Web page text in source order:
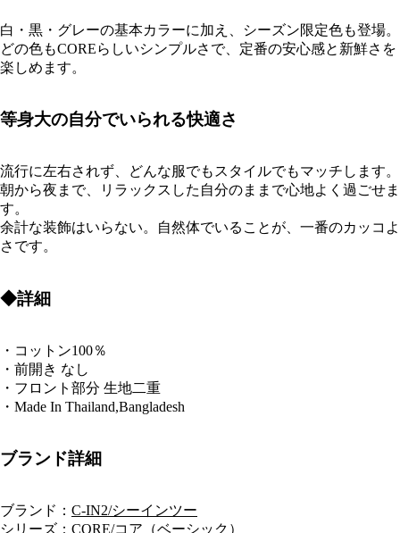
白・黒・グレーの基本カラーに加え、シーズン限定色も登場。
どの色もCOREらしいシンプルさで、定番の安心感と新鮮さを
楽しめます。
等身大の自分でいられる快適さ
流行に左右されず、どんな服でもスタイルでもマッチします。
朝から夜まで、リラックスした自分のままで心地よく過ごせま
す。
余計な装飾はいらない。自然体でいることが、一番のカッコよ
さです。
◆詳細
・コットン100％
・前開き なし
・フロント部分 生地二重
・Made In Thailand,Bangladesh
ブランド詳細
ブランド： C-IN2/シーインツー
シリーズ： CORE/コア（ベーシック）